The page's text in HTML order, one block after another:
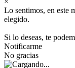
Lo sentimos, en este
elegido.
Si lo deseas, te
Notificarme
No gracias